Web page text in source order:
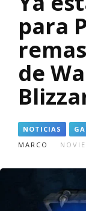
para
de
NOTICIAS
MARCO